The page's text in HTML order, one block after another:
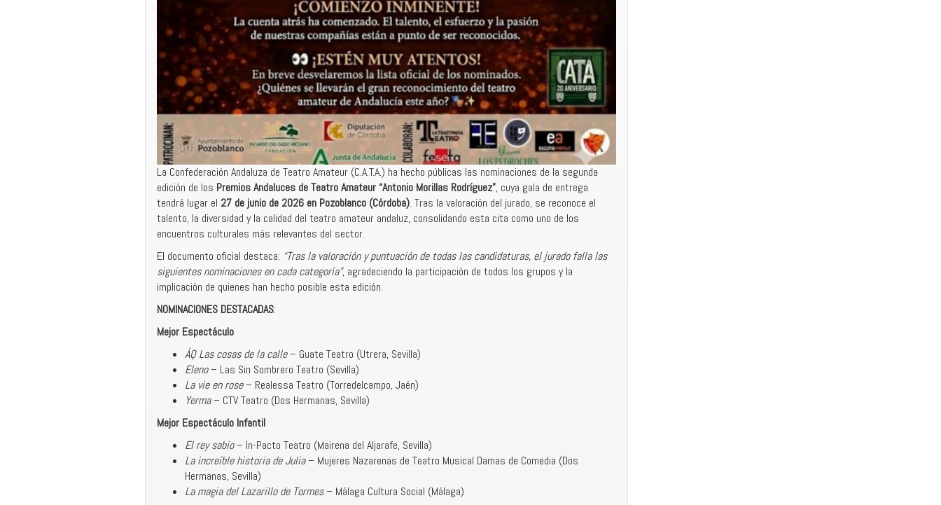
La Confederación Andaluza de Teatro Amateur (C.A.T.A.) ha hecho públicas las nominaciones de la segunda
edición de los Premios Andaluces de Teatro Amateur “Antonio Morillas Rodríguez”, cuya gala de entrega
tendrá lugar el 27 de junio de 2026 en Pozoblanco (Córdoba). Tras la valoración del jurado, se reconoce el
talento, la diversidad y la calidad del teatro amateur andaluz, consolidando esta cita como uno de los
encuentros culturales más relevantes del sector.
El documento oficial destaca: “Tras la valoración y puntuación de todas las candidaturas, el jurado falla las
siguientes nominaciones en cada categoría”, agradeciendo la participación de todos los grupos y la
implicación de quienes han hecho posible esta edición.
NOMINACIONES DESTACADAS:
Mejor Espectáculo
ÁQ Las cosas de la calle– Guate Teatro (Utrera, Sevilla)
Eleno– Las Sin Sombrero Teatro (Sevilla)
La vie en rose– Realessa Teatro (Torredelcampo, Jaén)
Yerma– CTV Teatro (Dos Hermanas, Sevilla)
Mejor Espectáculo Infantil
El rey sabio– In-Pacto Teatro (Mairena del Aljarafe, Sevilla)
La increíble historia de Julia– Mujeres Nazarenas de Teatro Musical Damas de Comedia (Dos
Hermanas, Sevilla)
La magia del Lazarillo de Tormes– Málaga Cultura Social (Málaga)